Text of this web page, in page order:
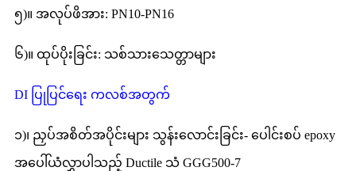
၅)။ အလုပ်ဖိအား: PN10-PN16
၆)။ ထုပ်ပိုးခြင်း: သစ်သားသေတ္တာများ
DI ပြုပြင်ရေး ကလစ်အတွက်
၁)၊ ညှပ်အစိတ်အပိုင်းများ သွန်းလောင်းခြင်း- ပေါင်းစပ် epoxy
အပေါ်ယံလွှာပါသည့် Ductile သံ GGG500-7